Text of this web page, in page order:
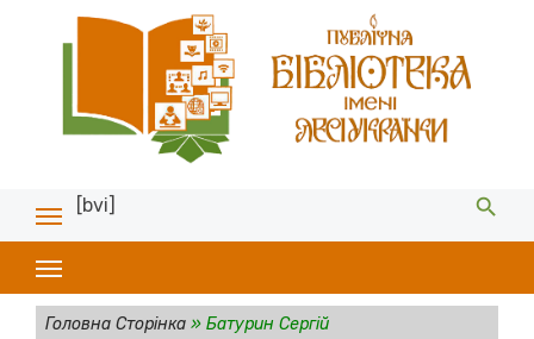
[bvi]
Головна Сторінка» Батурин Сергій